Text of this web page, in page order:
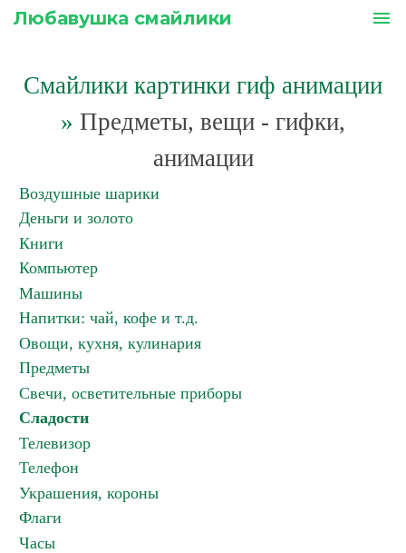
Любавушка смайлики menu
Смайлики картинки гиф анимации
» Предметы, вещи - гифки,
анимации
Воздушные шарики
Деньги и золото
Книги
Компьютер
Машины
Напитки: чай, кофе и т.д.
Овощи, кухня, кулинария
Предметы
Свечи, осветительные приборы
Сладости
Телевизор
Телефон
Украшения, короны
Флаги
Часы